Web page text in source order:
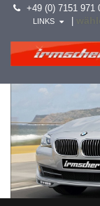
+49 (0) 7151 971
LINKS